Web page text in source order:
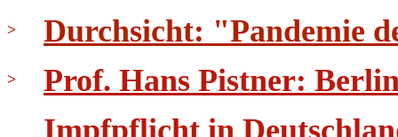
> Durchsicht: "Pandemie
>
Prof. Hans Pistner:
Impfpflicht in